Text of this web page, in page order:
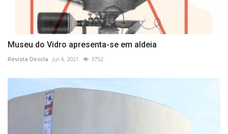
Museu do Vidro apresenta-se em aldeia
Revista Descla Jul 4, 2021 3752